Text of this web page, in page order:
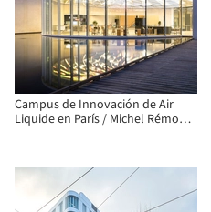
Campus de Innovación de Air
Liquide en París / Michel Rémon &